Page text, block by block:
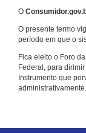
O
O presente termo
período em que o
Fica eleito o Foro
Federal, para
Instrumento que
administrativamente.